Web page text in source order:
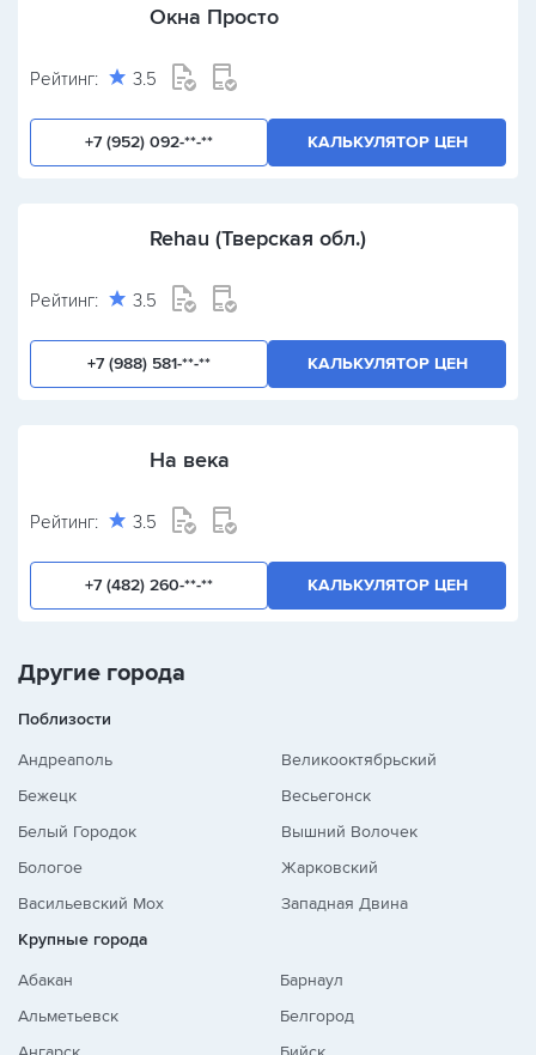
Окна Просто
Рейтинг: 3.5
+7 (952) 092-**-** КАЛЬКУЛЯТОР ЦЕН
Rehau (Тверская обл.)
Рейтинг: 3.5
+7 (988) 581-**-** КАЛЬКУЛЯТОР ЦЕН
На века
Рейтинг: 3.5
+7 (482) 260-**-** КАЛЬКУЛЯТОР ЦЕН
Другие города
Поблизости
Андреаполь
Бежецк
Белый Городок
Бологое
Васильевский Мох
Великооктябрьский
Весьегонск
Вышний Волочек
Жарковский
Западная Двина
Крупные города
Абакан
Альметьевск
Барнаул
Белгород